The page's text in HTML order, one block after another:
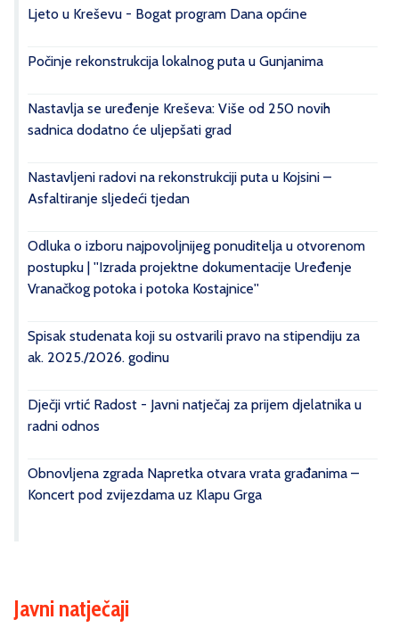
Ljeto u Kreševu - Bogat program Dana općine
Počinje rekonstrukcija lokalnog puta u Gunjanima
Nastavlja se uređenje Kreševa: Više od 250 novih
sadnica dodatno će uljepšati grad
Nastavljeni radovi na rekonstrukciji puta u Kojsini –
Asfaltiranje sljedeći tjedan
Odluka o izboru najpovoljnijeg ponuditelja u otvorenom
postupku | ''Izrada projektne dokumentacije Uređenje
Vranačkog potoka i potoka Kostajnice''
Spisak studenata koji su ostvarili pravo na stipendiju za
ak. 2025./2026. godinu
Dječji vrtić Radost - Javni natječaj za prijem djelatnika u
radni odnos
Obnovljena zgrada Napretka otvara vrata građanima –
Koncert pod zvijezdama uz Klapu Grga
Javni natječaji